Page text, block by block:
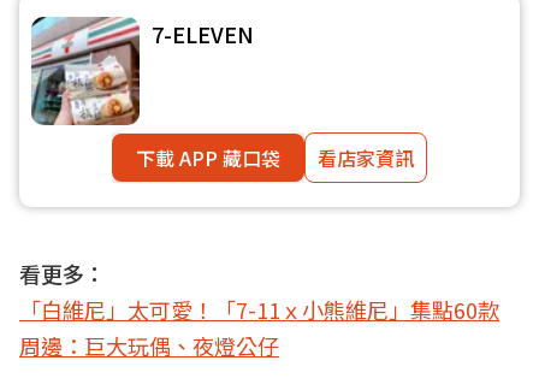
7-ELEVEN
下載 APP 藏口袋 看店家資訊
看更多：
「白維尼」太可愛！「7-11ｘ小熊維尼」集點60款
周邊：巨大玩偶、夜燈公仔